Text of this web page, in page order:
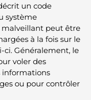
un code
système
malveillant peut être
à la fois sur le
ci. Généralement, le
voler des
informations
ou pour contrôler